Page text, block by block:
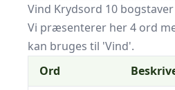
Vind Krydsord 10 bogstaver
Vi præsenterer her 4 ord
kan bruges til 'Vind'.
Ord